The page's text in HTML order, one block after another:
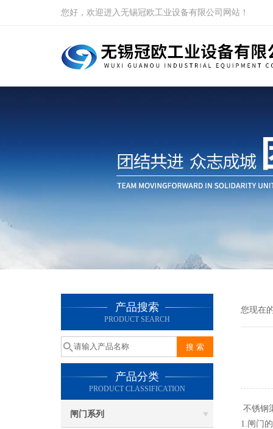
您好，欢迎进入无锡冠欧工业设备有限公司网站！
产品搜索
PRODUCT SEARCH
产品分类
PRODUCT CLASSIFICATION
闸门系列
您现在
不锈钢
1.闸门